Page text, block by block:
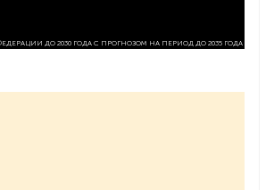
ДО 2030 ГОДА С ПРОГНОЗОМ НА ПЕРИОД ДО 2035 ГОДА